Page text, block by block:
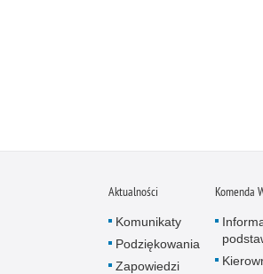
Aktualności
Komunikaty
Podziękowania
Zapowiedzi
Komenda